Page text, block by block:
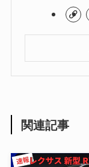
関連記事